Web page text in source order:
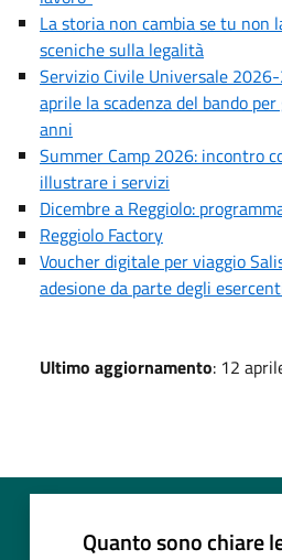
La storia non cambia se tu non
sceniche sulla legalità
Servizio Civile Universale
aprile la scadenza del bando
anni
Summer Camp 2026: incontro
illustrare i servizi
Dicembre a Reggiolo:
Reggiolo Factory
Voucher digitale per viaggio
adesione da parte degli
Ultimo aggiornamento: 12
Quanto sono chiare